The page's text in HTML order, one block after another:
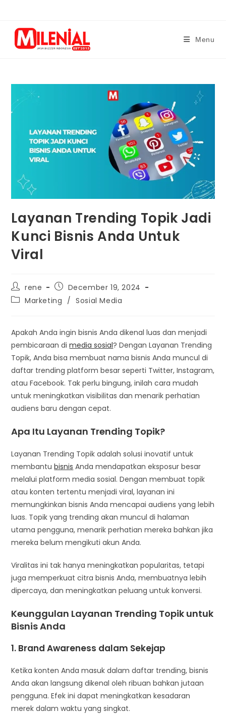
content
Menu
Layanan Trending Topik Jadi
Kunci Bisnis Anda Untuk
Viral
Post
author:
rene
Post
published:
December 19, 2024
PostMarketing / Sosial Media
Apakah Anda ingin bisnis Anda dikenal luas dan menjadi
pembicaraan dimedia sosial? Dengan Layanan Trending
Topik, Anda bisa membuat nama bisnis Anda muncul di
daftar trending platform besar seperti Twitter, Instagram,
atau Facebook. Tak perlu bingung, inilah cara mudah
untuk meningkatkan visibilitas dan menarik perhatian
audiens baru dengan cepat.
Apa Itu Layanan Trending Topik?
Layanan Trending Topik adalah solusi inovatif untuk
membantubisnis Anda mendapatkan eksposur besar
melalui platform media sosial. Dengan membuat topik
atau konten tertentu menjadi viral, layanan ini
memungkinkan bisnis Anda mencapai audiens yang lebih
luas. Topik yang trending akan muncul di halaman
utama pengguna, menarik perhatian mereka bahkan jika
mereka belum mengikuti akun Anda.
Viralitas ini tak hanya meningkatkan popularitas, tetapi
juga memperkuat citra bisnis Anda, membuatnya lebih
dipercaya, dan meningkatkan peluang untuk konversi.
Keunggulan Layanan Trending Topik untuk
Bisnis Anda
1. Brand Awareness dalam Sekejap
Ketika konten Anda masuk dalam daftar trending, bisnis
Anda akan langsung dikenal oleh ribuan bahkan jutaan
pengguna. Efek ini dapat meningkatkan kesadaran
merek dalam waktu yang singkat.